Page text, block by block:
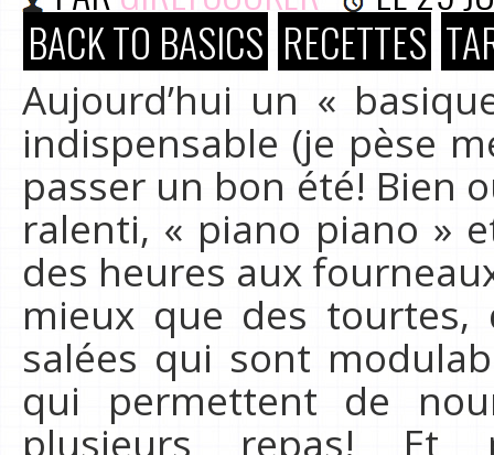
BACK TO BASICS RECETTES
Aujourd’hui un «
indispensable (je pèse
passer un bon été! Bien
ralenti, « piano piano »
des heures aux
mieux que des
salées qui sont
qui permettent de
plusieurs repas!